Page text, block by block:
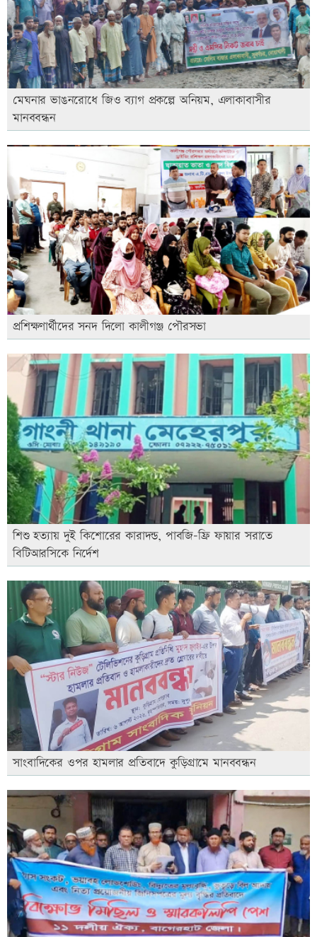
মেঘনার ভাঙনরোধে জিও ব্যাগ প্রকল্পে অনিয়ম, এলাকাবাসীর
মানববন্ধন
প্রশিক্ষণার্থীদের সনদ দিলো কালীগঞ্জ পৌরসভা
শিশু হত্যায় দুই কিশোরের কারাদন্ড, পাবজি-ফ্রি ফায়ার সরাতে
বিটিআরসিকে নির্দেশ
সাংবাদিকের ওপর হামলার প্রতিবাদে কুড়িগ্রামে মানববন্ধন